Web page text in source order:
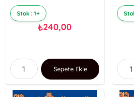
Stok : 1+
₺240,00
Sepete Ekle